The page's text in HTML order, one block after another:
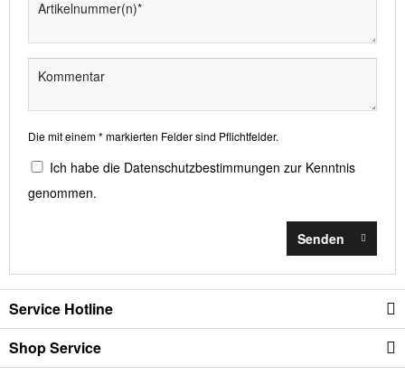
Die mit einem * markierten Felder sind Pflichtfelder.
Ich habe die Datenschutzbestimmungen zur Kenntnis
genommen.
Senden
Service Hotline
Shop Service